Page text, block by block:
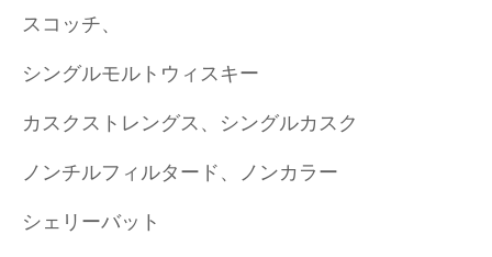
スコッチ、
シングルモルトウィスキー
カスクストレングス、シングルカスク
ノンチルフィルタード、ノンカラー
シェリーバット